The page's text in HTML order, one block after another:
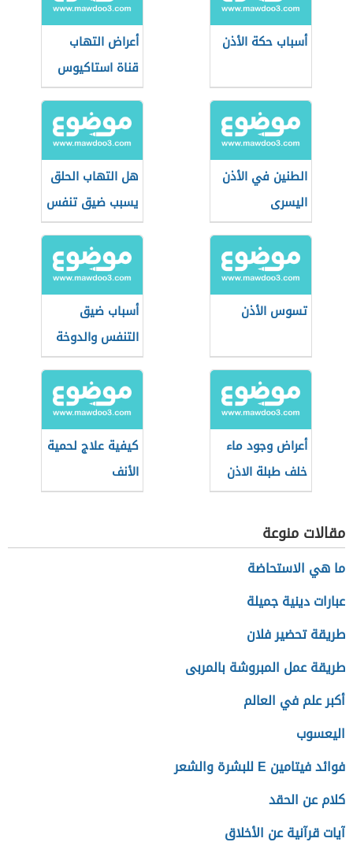
أسباب حكة الأذن
أعراض التهاب
قناة استاكيوس
الطنين في الأذن
اليسرى
هل التهاب الحلق
يسبب ضيق تنفس
تسوس الأذن
أسباب ضيق
التنفس والدوخة
أعراض وجود ماء
خلف طبلة الاذن
كيفية علاج لحمية
الأنف
مقالات منوعة
ما هي الاستحاضة
عبارات دينية جميلة
طريقة تحضير فلان
طريقة عمل المبروشة بالمربى
أكبر علم في العالم
اليعسوب
فوائد فيتامين E للبشرة والشعر
كلام عن الحقد
آيات قرآنية عن الأخلاق